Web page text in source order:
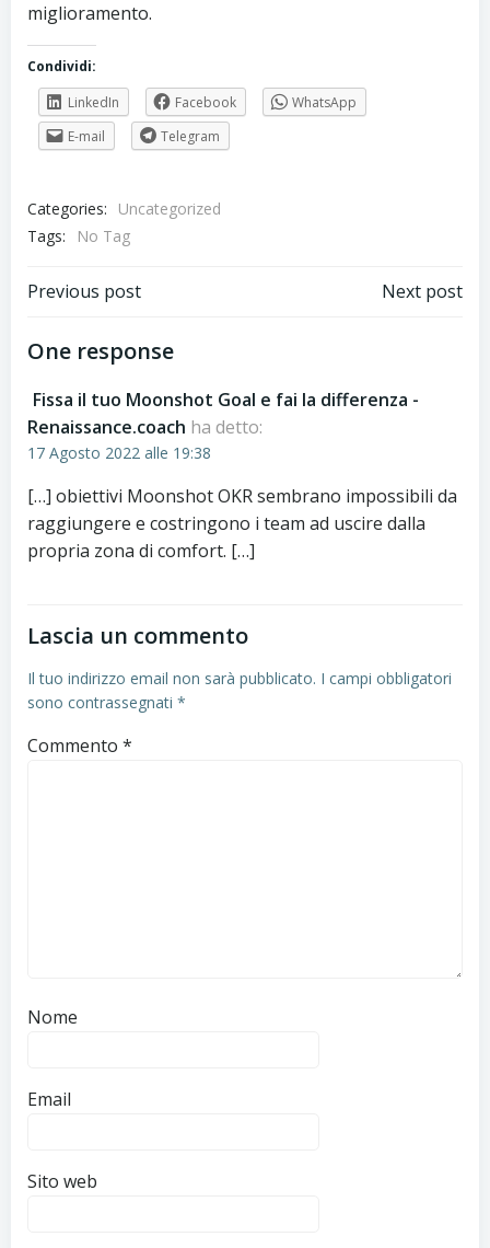
miglioramento.
Condividi:
LinkedIn
Facebook
WhatsApp
E-mail
Telegram
Categories:
Uncategorized
Tags:
No Tag
Post
navigation
Previous post Next post
One response
Fissa il tuo Moonshot Goal e fai la differenza -
Renaissance.coach ha detto:
17 Agosto 2022 alle 19:38
[…] obiettivi Moonshot OKR sembrano impossibili da
raggiungere e costringono i team ad uscire dalla
propria zona di comfort. […]
Lascia un commento
Il tuo indirizzo email non sarà pubblicato. I campi obbligatori
sono contrassegnati *
Commento *
Nome
Email
Sito web